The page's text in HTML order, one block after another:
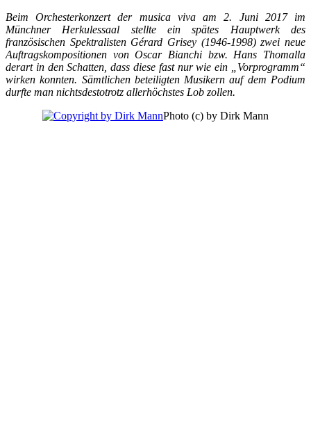
Beim Orchesterkonzert der musica viva am 2. Juni 2017 im
Münchner Herkulessaal stellte ein spätes Hauptwerk des
französischen Spektralisten Gérard Grisey (1946-1998) zwei neue
Auftragskompositionen von Oscar Bianchi bzw. Hans Thomalla
derart in den Schatten, dass diese fast nur wie ein „Vorprogramm“
wirken konnten. Sämtlichen beteiligten Musikern auf dem Podium
durfte man nichtsdestotrotz allerhöchstes Lob zollen.
Photo (c) by Dirk Mann